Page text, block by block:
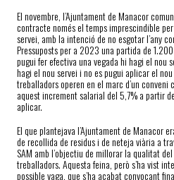
El novembre, l’Ajuntament de Manacor
contracte només el temps imprescindible
servei, amb la intenció de no esgotar l’any
Pressuposts per a 2023 una partida de
pugui fer efectiva una vegada hi hagi el nou
hagi el nou servei i no es pugui aplicar el
treballadors operen en el marc d’un
aquest increment salarial del 5,7% a partir
aplicar.
El que plantejava l’Ajuntament de Manacor
de recollida de residus i de neteja viària a
SAM amb l’objectiu de millorar la qualitat
treballadors. Aquesta feina, però s’ha vist
possible vaga, que s’ha acabat convocant